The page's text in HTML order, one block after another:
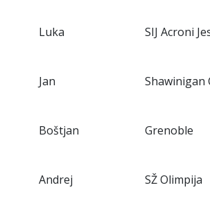
Luka SIJ Acroni
Jan Shawinigan
Boštjan Grenoble
Andrej SŽ Olimpija